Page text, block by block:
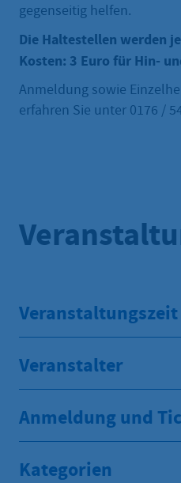
gegenseitig helfen.
Die Haltestellen werden
Kosten: 3 Euro für Hin-
Anmeldung sowie
erfahren Sie unter 0176 /
Veranstaltungszeit
Veranstalter
Anmeldung und
Kategorien